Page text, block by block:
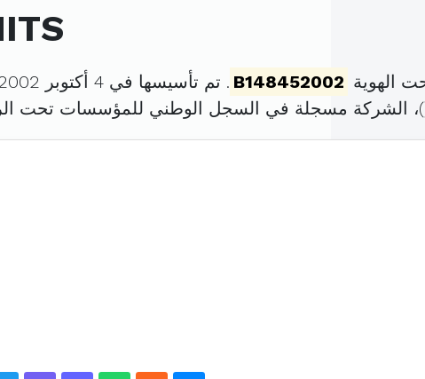
B148452002 . تم تأسيسها في 4 أكتوبر 2002 برأس مال قدره
)، الشركة مسجلة في السجل الوطني للمؤسسات تحت